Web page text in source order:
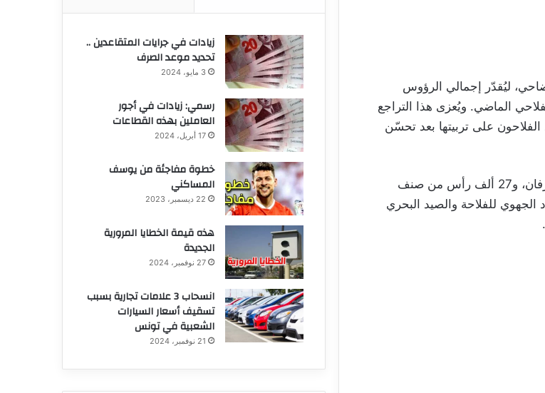
انخفاضًا بنسبة 10% في عدد الأضاحي، ليُقدّر إجمالي الرؤوس
خلال الموسم الفلاحي الماضي. ويُعزى هذا التراجع
الفلاحون على تربيتها بعد تحسّن
وتتوزّع الأضاحي المتوفّرة بالجهة إلى حوالي 62,200 رأس من الخرفان، و27 ألف رأس من صنف
الجهوي للفلاحة والصيد البحري
زيادات في جرايات المتقاعدين ..
تحديد موعد الصرف
3 مايو، 2024
رسمي: زيادات في أجور
العاملين بهذه القطاعات
17 أبريل، 2024
خطوة مفاجئة من يوسف
المساكني
22 ديسمبر، 2023
هذه قيمة الخطايا المرورية
الجديدة
27 نوفمبر، 2024
انسحاب 3 علامات تجارية بسبب
تسقيف أسعار السيارات
الشعبية في تونس
21 نوفمبر، 2024